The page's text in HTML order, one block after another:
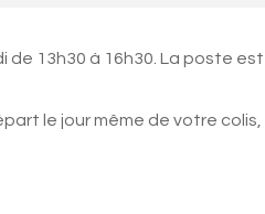
13h30 à 16h30. La poste
le jour même de votre